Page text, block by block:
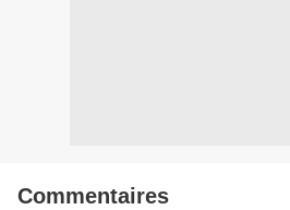
Commentaires